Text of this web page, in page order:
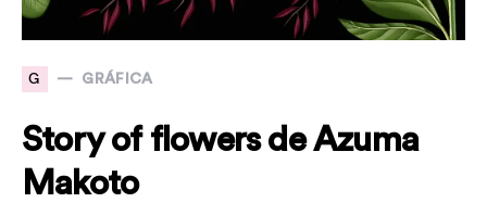
G GRÁFICA
Story of flowers de Azuma
Makoto